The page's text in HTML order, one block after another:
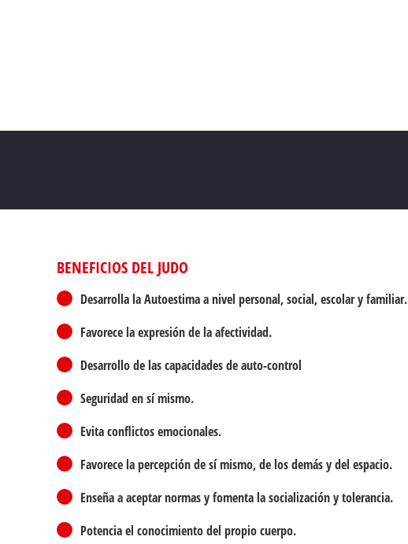
BENEFICIOS DEL JUDO
Desarrolla la Autoestima a nivel personal, social, escolar y familiar.
Favorece la expresión de la afectividad.
Desarrollo de las capacidades de auto-control
Seguridad en sí mismo.
Evita conflictos emocionales.
Favorece la percepción de sí mismo, de los demás y del espacio.
Enseña a aceptar normas y fomenta la socialización y tolerancia.
Potencia el conocimiento del propio cuerpo.